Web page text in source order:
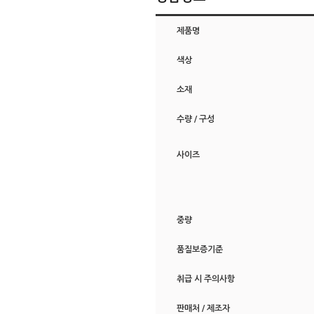
제품명
색상
소재
수량 / 구성
사이즈
중량
품질보증기준
취급 시 주의사항
판매처 / 제조자